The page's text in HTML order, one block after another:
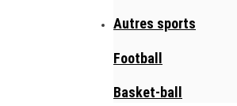
Autres sports
Football
Basket-ball